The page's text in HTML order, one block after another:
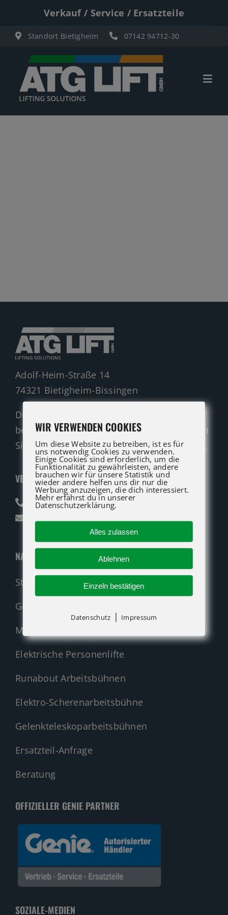
springen
Verkauf / Service / Ersatzteile
Standort Bietigheim 07142 94712-30
Ersatzteil Anfrage
Beratung
Adolf-Heim-Straße 14
74321 Bietigheim-Bissingen
Die ATG LIFT Profis für Verkauf und Service
beraten Sie gerne. Rufen Sie an oder nutzen
Sie unser Kontaktformular für eine Anfrage.
VERKAUF
07142 94712-30
verkauf@atglift.de
NAVIGATION
Startseite
Genie Maschinen kaufen
Manuelle Materiallifte
Elektrische Personenlifte
Runabout Arbeitsbühnen
Elektro-Scherenarbeitsbühne
Gelenkteleskoparbeitsbühnen
Ersatzteil-Anfrage
Beratung
OFFIZIELLER GENIE PARTNER
SOZIALE-MEDIEN
WIR VERWENDEN COOKIES
Um diese Website zu betreiben, ist es für
uns notwendig Cookies zu verwenden.
Einige Cookies sind erforderlich, um die
Funktionalität zu gewährleisten, andere
brauchen wir für unsere Statistik und
wieder andere helfen uns dir nur die
Werbung anzuzeigen, die dich interessiert.
Mehr erfährst du in unserer
Datenschutzerklärung.
Alles zulassen
Ablehnen
Einzeln bestätigen
Datenschutz | Impressum